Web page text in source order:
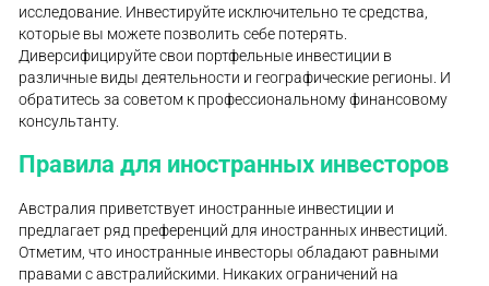
исследование. Инвестируйте исключительно те средства,
которые вы можете позволить себе потерять.
Диверсифицируйте свои портфельные инвестиции в
различные виды деятельности и географические регионы. И
обратитесь за советом к профессиональному финансовому
консультанту.
Правила для иностранных инвесторов
Австралия приветствует иностранные инвестиции и
предлагает ряд преференций для иностранных инвестиций.
Отметим, что иностранные инвесторы обладают равными
правами с австралийскими. Никаких ограничений на